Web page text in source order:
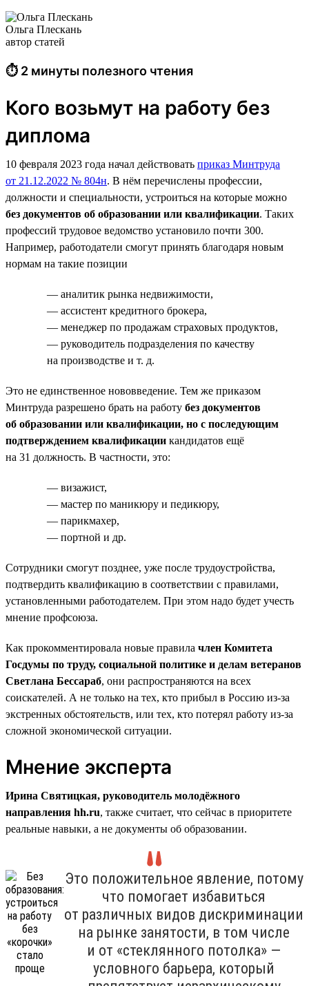
Ольга Плескань
автор статей
⏱ 2 минуты полезного чтения
Кого возьмут на работу без
диплома
10 февраля 2023 года начал действовать приказ Минтруда
от 21.12.2022 № 804н. В нём перечислены профессии,
должности и специальности, устроиться на которые можно
без документов об образовании или квалификации. Таких
профессий трудовое ведомство установило почти 300.
Например, работодатели смогут принять благодаря новым
нормам на такие позиции
— аналитик рынка недвижимости,
— ассистент кредитного брокера,
— менеджер по продажам страховых продуктов,
— руководитель подразделения по качеству
на производстве и т. д.
Это не единственное нововведение. Тем же приказом
Минтруда разрешено брать на работу без документов
об образовании или квалификации, но с последующим
подтверждением квалификации кандидатов ещё
на 31 должность. В частности, это:
— визажист,
— мастер по маникюру и педикюру,
— парикмахер,
— портной и др.
Сотрудники смогут позднее, уже после трудоустройства,
подтвердить квалификацию в соответствии с правилами,
установленными работодателем. При этом надо будет учесть
мнение профсоюза.
Как прокомментировала новые правила член Комитета
Госдумы по труду, социальной политике и делам ветеранов
Светлана Бессараб, они распространяются на всех
соискателей. А не только на тех, кто прибыл в Россию из-за
экстренных обстоятельств, или тех, кто потерял работу из-за
сложной экономической ситуации.
Мнение эксперта
Ирина Святицкая, руководитель молодёжного
направления hh.ru, также считает, что сейчас в приоритете
реальные навыки, а не документы об образовании.
Это положительное явление, потому
что помогает избавиться
от различных видов дискриминации
на рынке занятости, в том числе
и от «стеклянного потолка» —
условного барьера, который